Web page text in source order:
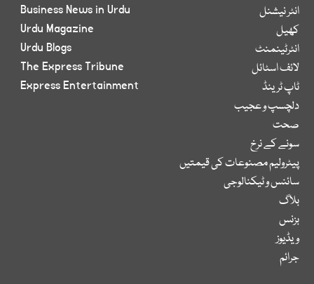
انٹر نیشنل
کھیل
انٹرٹینمنٹ
لائف اسٹائل
ٹاپ ٹرینڈ
دلچسپ و عجیب
صحت
سونے کے نرخ
پیٹرولیم مصنوعات کی قیمتیں
سائنس و ٹیکنالوجی
بلاگ
بزنس
ویڈیوز
جرائم
Business News in Urdu
Urdu Magazine
Urdu Blogs
The Express Tribune
Express Entertainment